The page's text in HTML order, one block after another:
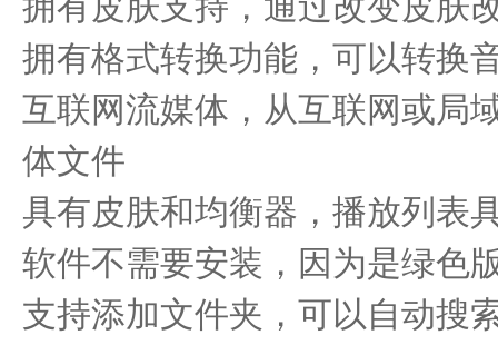
拥有格式转换功能，可以转换
互联网流媒体，从互联网或局
体文件
具有皮肤和均衡器，播放列表
软件不需要安装，因为是绿色
支持添加文件夹，可以自动搜